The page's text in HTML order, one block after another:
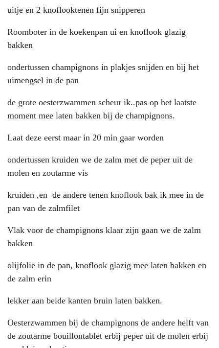
uitje en 2 knoflooktenen fijn snipperen
Roomboter in de koekenpan ui en knoflook glazig
bakken
ondertussen champignons in plakjes snijden en bij het
uimengsel in de pan
de grote oesterzwammen scheur ik..pas op het laatste
moment mee laten bakken bij de champignons.
Laat deze eerst maar in 20 min gaar worden
ondertussen kruiden we de zalm met de peper uit de
molen en zoutarme vis
kruiden ,en de andere tenen knoflook bak ik mee in de
pan van de zalmfilet
Vlak voor de champignons klaar zijn gaan we de zalm
bakken
olijfolie in de pan, knoflook glazig mee laten bakken en
de zalm erin
lekker aan beide kanten bruin laten bakken.
Oesterzwammen bij de champignons de andere helft van
de zoutarme bouillontablet erbij peper uit de molen erbij